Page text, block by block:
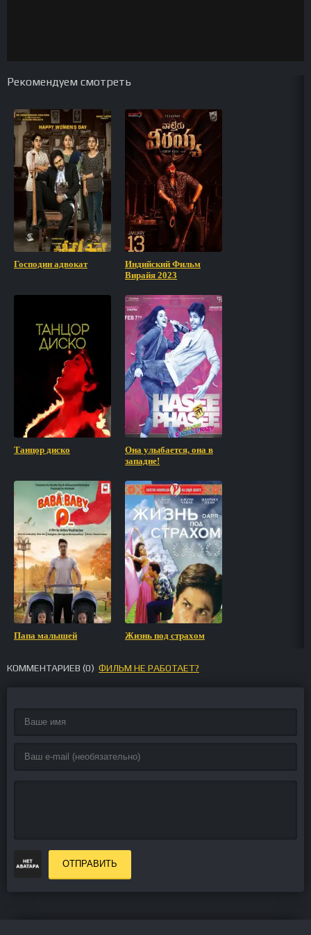
Рекомендуем смотреть
Господин адвокат
Индийский Фильм
Вирайя 2023
Танцор диско
Она улыбается, она в
западне!
Папа малышей Жизнь под страхом
КОММЕНТАРИЕВ (0) ФИЛЬМ НЕ РАБОТАЕТ?
ОТПРАВИТЬ